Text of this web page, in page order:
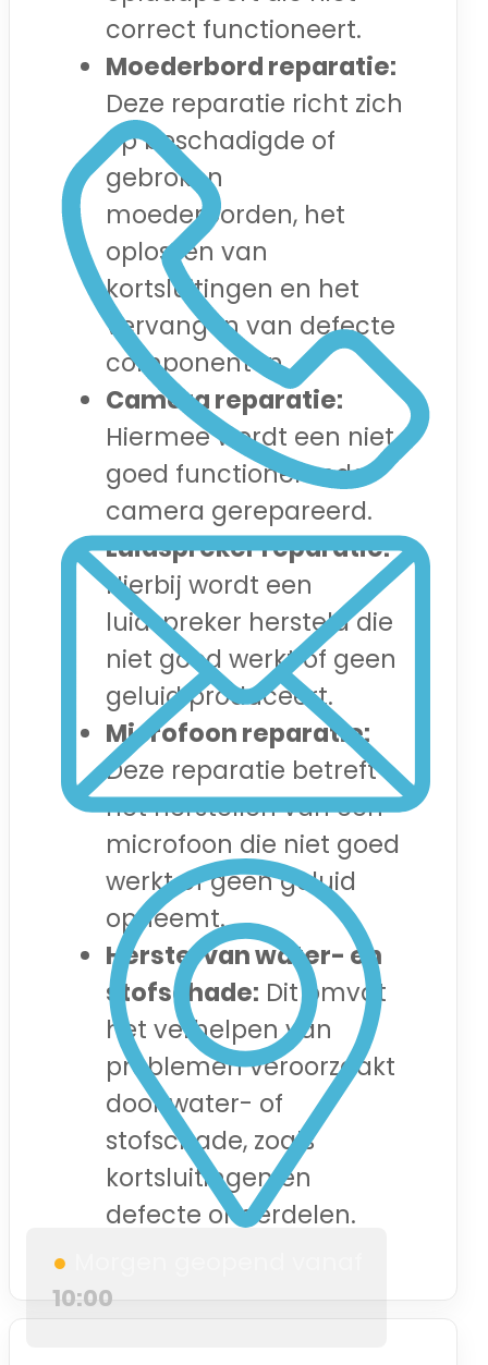
●
10:00
correct functioneert.
Moederbord reparatie:
Deze reparatie richt zich
op beschadigde of
gebroken
moederborden, het
oplossen van
kortsluitingen en het
vervangen van defecte
componenten.
Camera reparatie:
Hiermee wordt een niet
goed functionerende
camera gerepareerd.
Luidspreker reparatie:
Hierbij wordt een
luidspreker hersteld die
niet goed werkt of geen
geluid produceert.
Microfoon reparatie:
Deze reparatie betreft
het herstellen van een
microfoon die niet goed
werkt of geen geluid
opneemt.
Herstel van water- en
stofschade: Dit omvat
het verhelpen van
problemen veroorzaakt
door water- of
stofschade, zoals
kortsluitingen en
defecte onderdelen.